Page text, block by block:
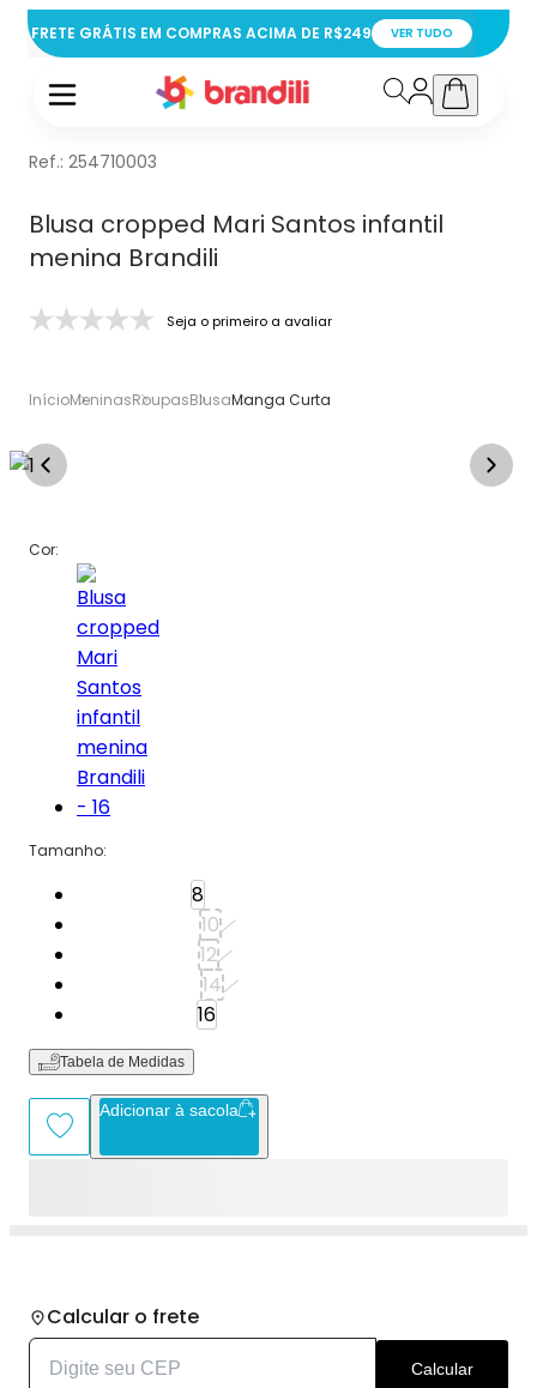
FRETE GRÁTIS EM COMPRAS ACIMA DE R$249 VER TUDO
Ref.: 254710003
Blusa cropped Mari Santos infantil
menina Brandili
Seja o primeiro a avaliar
InícioMeninasRoupasBlusaManga Curta
Cor:
Tamanho:
8
10
12
14
16
Tabela de Medidas
Adicionar à sacola
Calcular o frete
Calcular